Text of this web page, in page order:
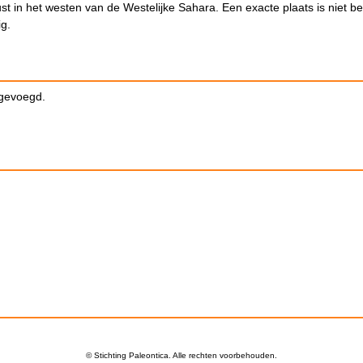
in het westen van de Westelijke Sahara. Een exacte plaats is niet
© Stichting Paleontica. Alle rechten voorbehouden.